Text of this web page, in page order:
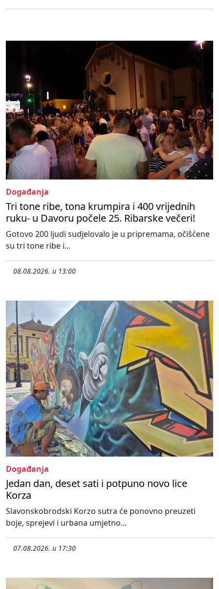
Događanja
Tri tone ribe, tona krumpira i 400 vrijednih
ruku- u Davoru počele 25. Ribarske večeri!
Gotovo 200 ljudi sudjelovalo je u pripremama, očišćene
su tri tone ribe i...
08.08.2026. u 13:00
Događanja
Jedan dan, deset sati i potpuno novo lice
Korza
Slavonskobrodski Korzo sutra će ponovno preuzeti
boje, sprejevi i urbana umjetno...
07.08.2026. u 17:30